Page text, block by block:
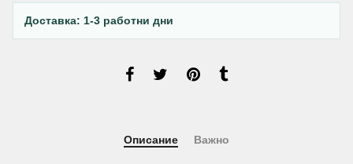
Доставка: 1-3 работни дни
Описание Важно